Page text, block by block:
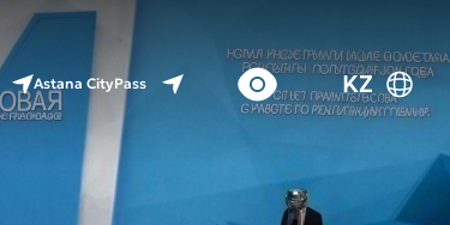
Astana CityPass KZ